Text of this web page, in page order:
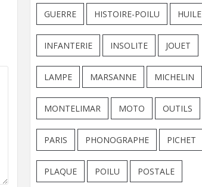
GUERRE HISTOIRE-POILU HUILE
INFANTERIE INSOLITE JOUET
LAMPE MARSANNE MICHELIN
MONTELIMAR MOTO OUTILS
PARIS PHONOGRAPHE PICHET
PLAQUE POILU POSTALE